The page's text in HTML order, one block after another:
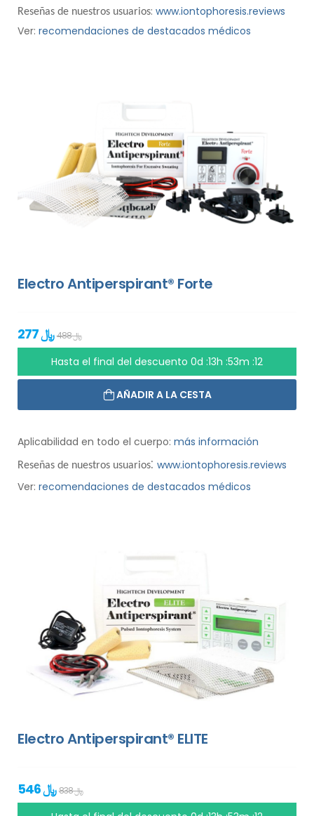
Reseñas de nuestros usuarios: www.iontophoresis.reviews
Ver: recomendaciones de destacados médicos
Electro Antiperspirant® Forte
277 ﷼ 488 ﷼
Hasta el final del descuento0d :13h :53m :11
AÑADIR A LA CESTA
Aplicabilidad en todo el cuerpo: más información
Reseñas de nuestros usuarios: www.iontophoresis.reviews
Ver: recomendaciones de destacados médicos
Electro Antiperspirant® ELITE
546 ﷼ 838 ﷼